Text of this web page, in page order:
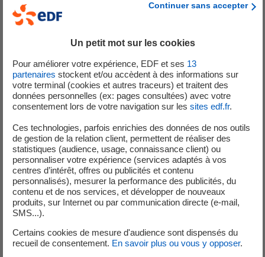
Visiter le Musée Electropolis situé à Mulhouse, c’est se plonger
dans la grande aventure de l’électricité.
Continuer sans accepter
Un petit mot sur les cookies
Pour améliorer votre expérience, EDF et ses 13
partenaires stockent et/ou accèdent à des informations sur
votre terminal (cookies et autres traceurs) et traitent des
données personnelles (ex: pages consultées) avec votre
consentement lors de votre navigation sur les sites edf.fr.
Ces technologies, parfois enrichies des données de nos outils
de gestion de la relation client, permettent de réaliser des
statistiques (audience, usage, connaissance client) ou
personnaliser votre expérience (services adaptés à vos
centres d’intérêt, offres ou publicités et contenu
personnalisés), mesurer la performance des publicités, du
contenu et de nos services, et développer de nouveaux
produits, sur Internet ou par communication directe (e-mail,
SMS...).
Certains cookies de mesure d'audience sont dispensés du
recueil de consentement. En savoir plus ou vous y opposer.